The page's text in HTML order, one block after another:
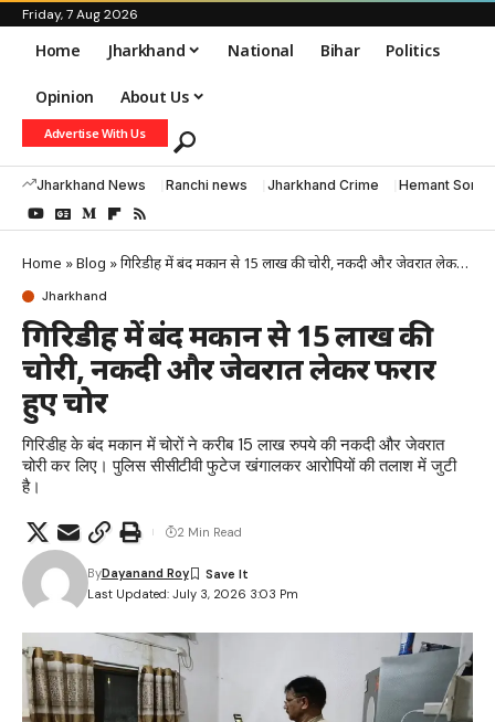
Friday, 7 Aug 2026
Home Jharkhand National Bihar Politics
Opinion About Us
Advertise With Us
Jharkhand News Ranchi news Jharkhand Crime Hemant Soren
Home »Blog »गिरिडीह में बंद मकान से 15 लाख की चोरी, नकदी और जेवरात लेकर फरार हुए चोर
Jharkhand
गिरिडीह में बंद मकान से 15 लाख की
चोरी, नकदी और जेवरात लेकर फरार
हुए चोर
गिरिडीह के बंद मकान में चोरों ने करीब 15 लाख रुपये की नकदी और जेवरात
चोरी कर लिए। पुलिस सीसीटीवी फुटेज खंगालकर आरोपियों की तलाश में जुटी
है।
Last Updated: July 3, 2026 3:03 Pm
ByDayanand Roy
2 Min Read